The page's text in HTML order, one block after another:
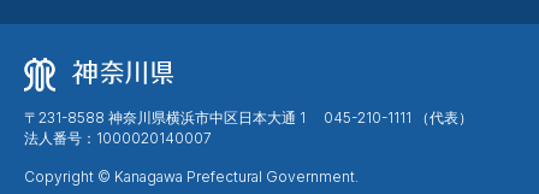
〒231-8588 神奈川県横浜市中区日本大通 1 045-210-1111 （代表）
法人番号：1000020140007
Copyright © Kanagawa Prefectural Government.